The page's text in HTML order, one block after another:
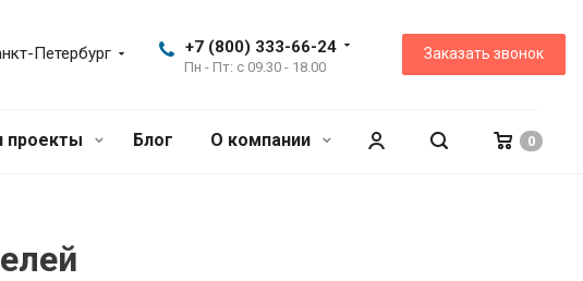
Петербург +7 (800) 333-66-24
Пн - Пт: с 09.30 - 18.00
Заказать звонок
0
проекты Блог О компании